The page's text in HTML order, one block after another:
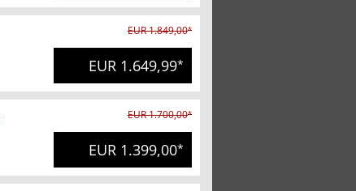
EUR 1.849,00*
EUR 1.649,99*
EUR 1.700,00*
EUR 1.399,00*